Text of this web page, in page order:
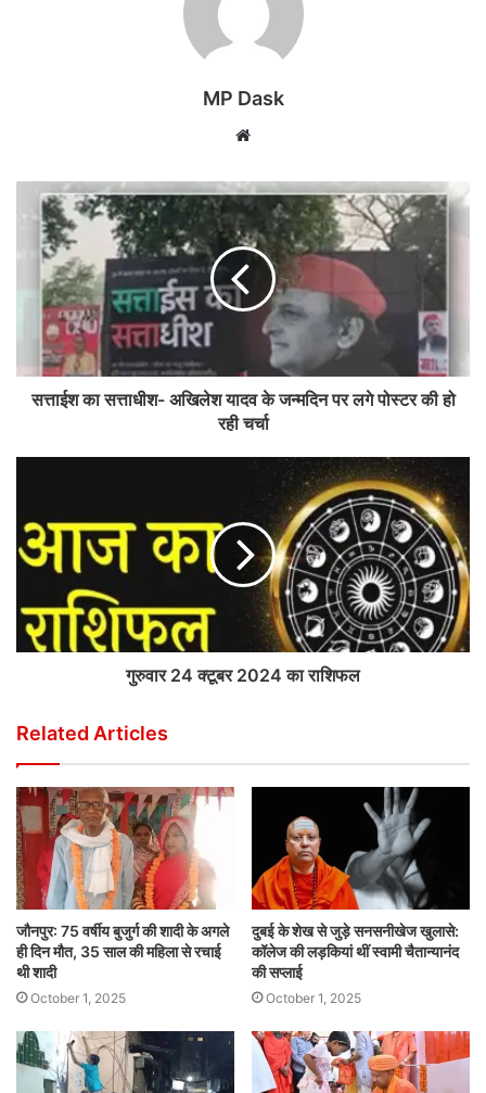
MP Dask
Website
सत्ताईश का सत्ताधीश- अखिलेश यादव के जन्मदिन पर लगे पोस्टर की हो
रही चर्चा
गुरुवार 24 क्टूबर 2024 का राशिफल
Related Articles
जौनपुर: 75 वर्षीय बुजुर्ग की शादी के अगले
ही दिन मौत, 35 साल की महिला से रचाई
थी शादी
October 1, 2025
दुबई के शेख से जुड़े सनसनीखेज खुलासे:
कॉलेज की लड़कियां थीं स्वामी चैतान्यानंद
की सप्लाई
October 1, 2025